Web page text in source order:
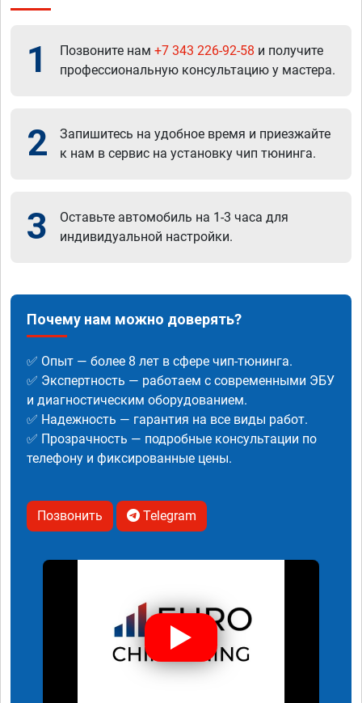
1 Позвоните нам +7 343 226-92-58 и получите
профессиональную консультацию у мастера.
2
Запишитесь на удобное время и приезжайте
к нам в сервис на установку чип тюнинга.
3
Оставьте автомобиль на 1-3 часа для
индивидуальной настройки.
Почему нам можно доверять?
✅ Опыт — более 8 лет в сфере чип-тюнинга.
✅ Экспертность — работаем с современными ЭБУ
и диагностическим оборудованием.
✅ Надежность — гарантия на все виды работ.
✅ Прозрачность — подробные консультации по
телефону и фиксированные цены.
Позвонить Telegram